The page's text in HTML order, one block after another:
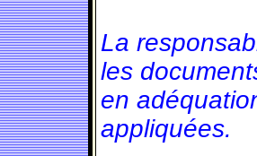
La
les
en
appliquées.